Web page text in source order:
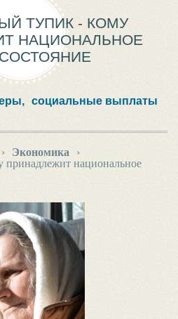
ТУПИК - КОМУ
НАЦИОНАЛЬНОЕ
социальные выплаты
› Экономика
›
национальное